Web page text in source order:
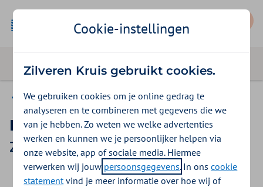
Vergoedingen
Bedgalg
Zilveren Kruis vergoeding 2026
2025 2026
Cookie-instellingen
Zilveren Kruis gebruikt cookies.
We gebruiken cookies om je online gedrag te
analyseren en te combineren met gegevens die we
van je hebben. Zo weten we welke advertenties
werken en kunnen we je persoonlijker helpen via
onze website, app of sociale media. Hiermee
verwerken wij jouw persoonsgegevens. In onscookie
statementvind je meer informatie over hoe wij of